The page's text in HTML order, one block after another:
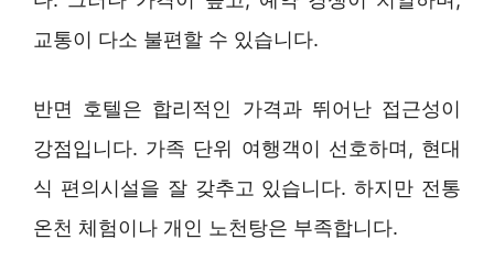
교통이 다소 불편할 수 있습니다.
반면 호텔은 합리적인 가격과 뛰어난 접근성이
강점입니다. 가족 단위 여행객이 선호하며, 현대
식 편의시설을 잘 갖추고 있습니다. 하지만 전통
온천 체험이나 개인 노천탕은 부족합니다.